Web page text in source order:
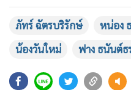
ไปด้วยกัน”
ไม่รู้เรื่องค่าตัว ให้เฮียเก็บหมด
ภัทร์ ฉัตรบริรักษ์ หน่อง
น้องวันใหม่
ฟาง ธนันต์